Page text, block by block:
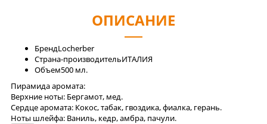
ОПИСАНИЕ
БрендLocherber
Страна-производительИТАЛИЯ
Объем500 мл.
Пирамида аромата:
Верхние ноты: Бергамот, мед.
Сердце аромата: Кокос, табак, гвоздика, фиалка, герань.
Ноты шлейфа: Ваниль, кедр, амбра, пачули.